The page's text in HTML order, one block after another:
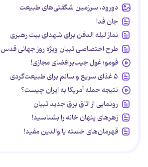
دورود، سرزمین شگفتی‌های طبیعت
جان فدا
نماز لیله الدفن برای شهدای بیت رهبری
طرح اختصاصی تبیان ویژه روز جهانی قدس
فومو؛ غول جیب‌بر فضای مجازی!
۵ غذای سریع و سالم برای طبیعت‌گردی
نتیجه حمله آمریکا به ایران چیست؟
رونمایی از اتاق برق جدید تبیان
زهرهای پنهان خانه را بشناسید!
قهرمان‌های خسته یا والدین مفید!